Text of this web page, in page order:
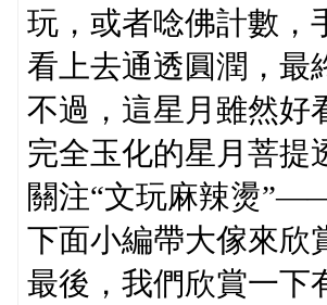
玩，或者唸佛計數，
看上去通透圓潤，最
不過，這星月雖然好
完全玉化的星月菩提
關注“文玩麻辣燙
下面小編帶大傢來欣
最後，我們欣賞一下